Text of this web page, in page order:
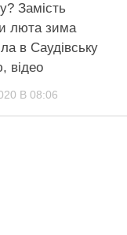
Замість
люта зима
в Саудівську
відео
В 08:06